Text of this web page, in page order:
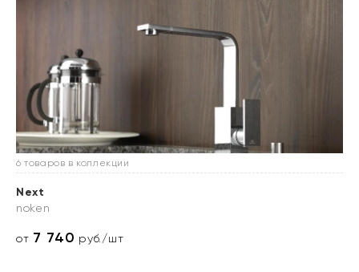
6 товаров в коллекции
Next
noken
от 7 740 руб./шт